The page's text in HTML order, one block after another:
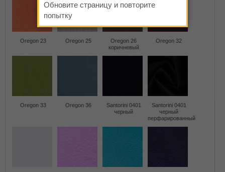
Oregon 23 Oregon 25
Oregon 26
коричневый
Oregon 32
Oregon 33 Oregon 36
Santorini 0401
черный
Santorini 0401
черный
перфарированный
Обновите страницу и повторите
попытку